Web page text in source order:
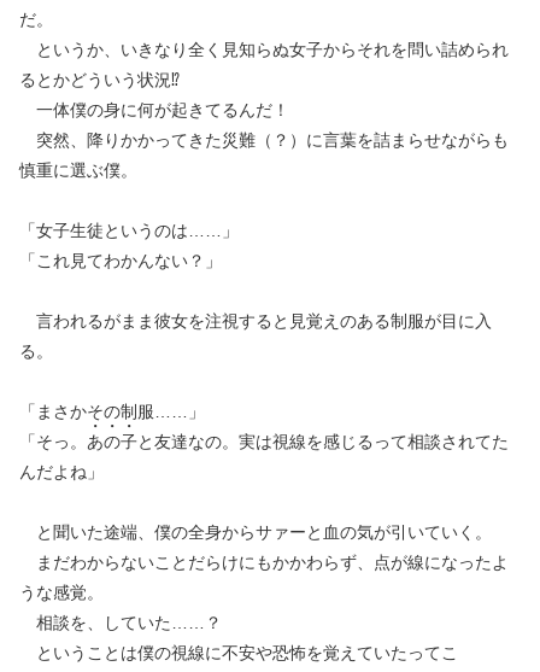
だ。
というか、いきなり全く見知らぬ女子からそれを問い詰められ
るとかどういう状況⁉︎
一体僕の身に何が起きてるんだ！
突然、降りかかってきた災難（？）に言葉を詰まらせながらも
慎重に選ぶ僕。
「女子生徒というのは……」
「これ見てわかんない？」
言われるがまま彼女を注視すると見覚えのある制服が目に入
る。
「まさかその制服……」
「そっ。 あの子と友達なの。実は視線を感じるって相談されてた
んだよね」
と聞いた途端、僕の全身からサァーと血の気が引いていく。
まだわからないことだらけにもかかわらず、点が線になったよ
うな感覚。
相談を、していた……？
ということは僕の視線に不安や恐怖を覚えていたってこ